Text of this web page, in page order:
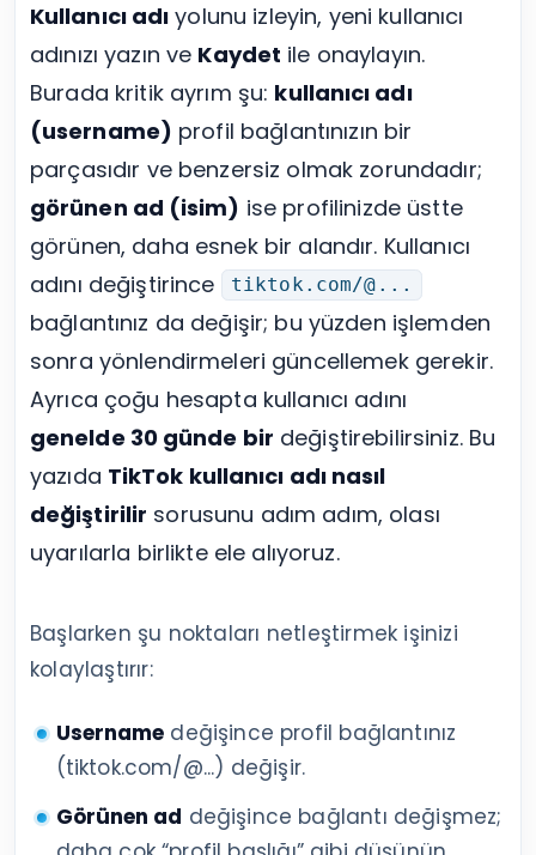
Tümünü Gör
Kullanıcı adı yolunu izleyin, yeni kullanıcı
adınızı yazın ve Kaydet ile onaylayın.
Burada kritik ayrım şu: kullanıcı adı
(username) profil bağlantınızın bir
parçasıdır ve benzersiz olmak zorundadır;
görünen ad (isim) ise profilinizde üstte
görünen, daha esnek bir alandır. Kullanıcı
adını değiştirince
tiktok.com/@...
bağlantınız da değişir; bu yüzden işlemden
sonra yönlendirmeleri güncellemek gerekir.
Ayrıca çoğu hesapta kullanıcı adını
genelde 30 günde bir değiştirebilirsiniz. Bu
yazıda TikTok kullanıcı adı nasıl
değiştirilir sorusunu adım adım, olası
uyarılarla birlikte ele alıyoruz.
Başlarken şu noktaları netleştirmek işinizi
kolaylaştırır:
Username değişince profil bağlantınız
(tiktok.com/@...) değişir.
Görünen ad değişince bağlantı değişmez;